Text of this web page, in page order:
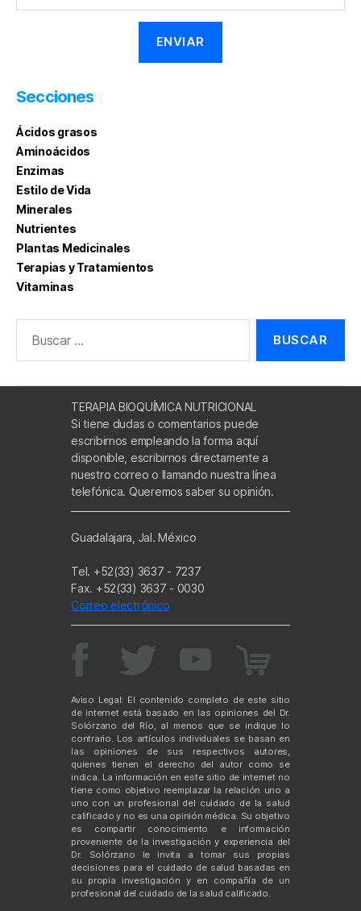
Secciones
Ácidos grasos
Aminoácidos
Enzimas
Estilo de Vida
Minerales
Nutrientes
Plantas Medicinales
Terapias y Tratamientos
Vitaminas
TERAPIA BIOQUÍMICA NUTRICIONAL
Si tiene dudas o comentarios puede
escribirnos empleando la forma aquí
disponible, escribirnos directamente a
nuestro correo o llamando nuestra línea
telefónica. Queremos saber su opinión.
Guadalajara, Jal. México
Tel. +52(33) 3637 - 7237
Fax. +52(33) 3637 - 0030
Correo electrónico
Aviso Legal: El contenido completo de este sitio
de internet está basado en las opiniones del Dr.
Solórzano del Río, al menos que se indique lo
contrario. Los artículos individuales se basan en
las opiniones de sus respectivos autores,
quienes tienen el derecho del autor como se
indica. La información en este sitio de internet no
tiene como objetivo reemplazar la relación uno a
uno con un profesional del cuidado de la salud
calificado y no es una opinión médica. Su objetivo
es compartir conocimiento e información
proveniente de la investigación y experiencia del
Dr. Solórzano le invita a tomar sus propias
decisiones para el cuidado de salud basadas en
su propia investigación y en compañía de un
profesional del cuidado de la salud calificado.